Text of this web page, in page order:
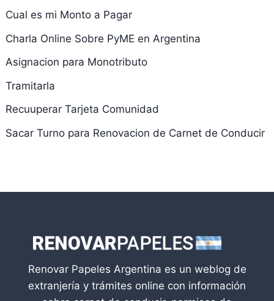
Cual es mi Monto a Pagar
Charla Online Sobre PyME en Argentina
Asignacion para Monotributo
Tramitarla
Recuuperar Tarjeta Comunidad
Sacar Turno para Renovacion de Carnet de Conducir
Renovar Papeles Argentina es un weblog de
extranjería y trámites online con información